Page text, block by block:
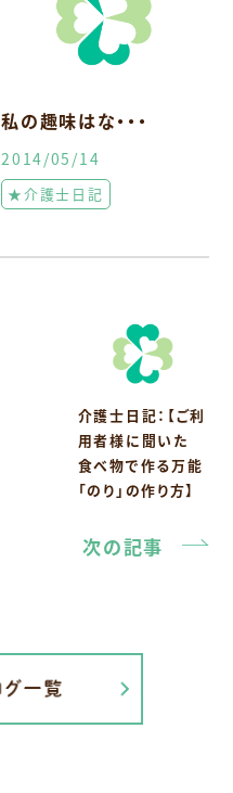
私の趣味はな・・・
2014/05/14
★介護士日記
介護士日記：【ご利
用者様に聞いた
食べ物で作る万能
「のり」の作り方】
次の記事